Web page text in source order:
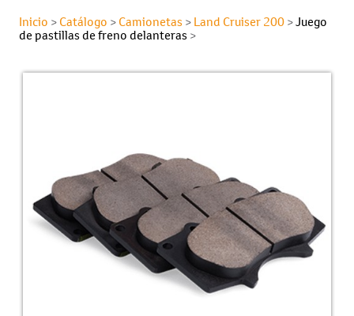
Inicio > Catálogo > Camionetas > Land Cruiser 200 >Juego
de pastillas de freno delanteras >